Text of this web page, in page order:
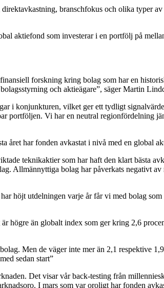
branschfokus och olika typer
aktiefond som investerar i en portfölj på
forskning kring bolag som har en
och aktieägare”, säger Martin
i konjunkturen, vilket ger ett tydligt
portföljen. Vi har en neutral regionfördelning
året har fonden avkastat i nivå med en global
teknikaktier som har haft den klart bästa
Allmännyttiga bolag har påverkats negativt
höjt utdelningen varje år får vi med bolag
högre än globalt index som ger kring 2,6
Men de väger inte mer än 2,1 respektive
sedan start”
Det visar vår back-testing från
I mars som var oroligt har fonden